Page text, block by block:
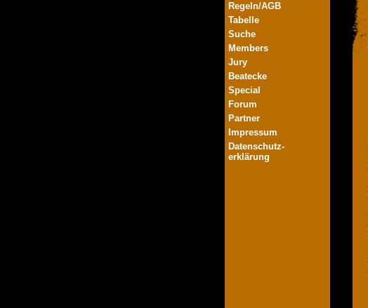
Regeln/AGB
Tabelle
Suche
Members
Jury
Beatecke
Special
Forum
Partner
Impressum
Datenschutz-
erklärung